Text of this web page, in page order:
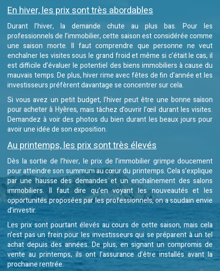
En hiver, les prix sont très abordables
Durant l’hiver, la demande chute au plus bas. Pour les
professionnels de l’immobilier, cette saison est considérée comme
une saison morte. Il faut comprendre que personne ne veut
enchaîner les visites sous le grand froid et même si c’était le cas, il
est difficile d’évaluer le potentiel des biens immobiliers à cause du
mauvais temps. De plus, hiver rime avec fêtes de fin d’année et les
investisseurs préfèrent davantage se concentrer sur cela.
Si vous avez un petit budget, l’hiver peut être une bonne saison
pour acheter à Hyères, mais tâchez d’ouvrir l’œil durant les visites.
Demandez à voir des photos du bien durant les beaux jours pour
avoir une idée de son exposition.
Au printemps, les prix sont très élevés
Dès la sortie de l’hiver, le prix de l’immobilier grimpe doucement
pour atteindre son summum au cœur du printemps. Cela s’explique
par une hausse des demandes et un enchaînement des salons
immobiliers. Il faut dire qu’en voyant les nouveautés et les
opportunités proposées par les professionnels, on a soudain envie
d’investir.
Les prix sont pourtant élevés au cours de cette saison, mais cela
n’est pas un frein pour les investisseurs qui se préparent à un tel
achat depuis des années. De plus, en signant un compromis de
vente au printemps, ils ont l’assurance d’être installés avant la
prochaine rentrée.